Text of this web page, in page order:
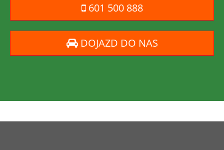
601 500 888
DOJAZD DO NAS